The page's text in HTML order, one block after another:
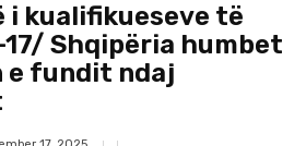
i kualifikueseve të
17/ Shqipëria humbet
e fundit ndaj